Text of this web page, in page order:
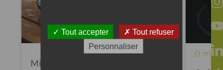
Difficile
Mini choux et
0 min
Tout accepter
Tout refuser
Personnaliser